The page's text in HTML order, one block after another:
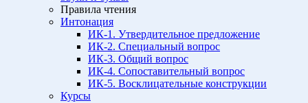
Правила чтения
Интонация
ИК-1. Утвердительное предложение
ИК-2. Специальный вопрос
ИК-3. Общий вопрос
ИК-4. Сопоставительный вопрос
ИК-5. Восклицательные конструкции
Курсы